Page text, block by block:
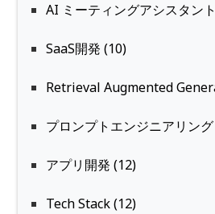
AI ミーティングアシスタン
SaaS開発 (10)
Retrieval Augmented
プロンプトエンジニアリン
アプリ開発 (12)
Tech Stack (12)